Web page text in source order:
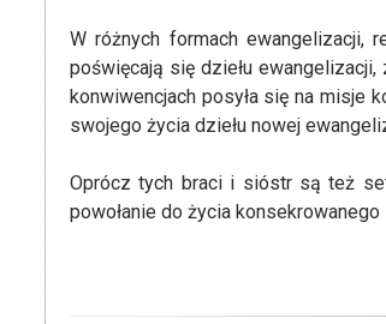
W różnych formach ewangelizacji,
poświęcają się dziełu
konwiwencjach posyła się na misje
swojego życia dziełu nowej
Oprócz tych braci i sióstr są też
powołanie do życia